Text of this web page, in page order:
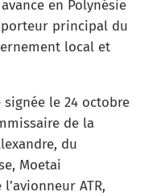
en Polynésie
principal du
local et
le 24 octobre
de la
du
Moetai
ATR,